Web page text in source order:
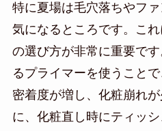
特に夏場は毛穴落ちやフ
気になるところです。こ
の選び方が非常に重要で
るプライマーを使うこと
密着度が増し、化粧崩れ
に、化粧直し時にティッ